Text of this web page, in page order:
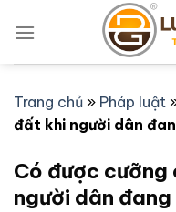
qua
Trang chủ » Pháp luật
đất khi người dân
Có được
người dân